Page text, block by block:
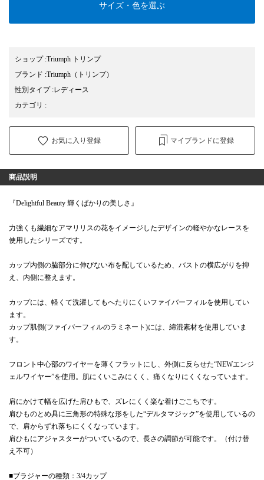
サイズ・色を選ぶ
ショップ:Triumph トリンプ
ブランド :Triumph （トリンプ）
性別タイプ:レディース
カテゴリ :
お気に入り登録 マイブランドに登録
商品説明
『Delightful Beauty 輝くばかりの美しさ』
力強くも繊細なアマリリスの花をイメージしたデザインの軽やかなレースを
使用したシリーズです。
カップ内側の脇部分に伸びない布を配しているため、バストの横広がりを抑
え、内側に整えます。
カップには、軽くて洗濯してもへたりにくいファイバーフィルを使用してい
ます。
カップ肌側(ファイバーフィルのラミネート)には、綿混素材を使用していま
す。
フロント中心部のワイヤーを薄くフラットにし、外側に反らせた“NEWエンジ
ェルワイヤー”を使用。肌にくいこみにくく、痛くなりにくくなっています。
肩にかけて幅を広げた肩ひもで、ズレにくく楽な着けごこちです。
肩ひものとめ具に三角形の特殊な形をした“デルタマジック”を使用しているの
で、肩からずれ落ちにくくなっています。
肩ひもにアジャスターがついているので、長さの調節が可能です。（付け替
え不可）
■ブラジャーの種類：3/4カップ